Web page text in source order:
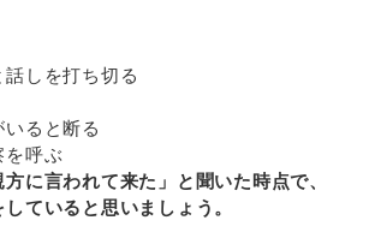
しを打ち切る
ると断る
を呼ぶ
に言われて来た」と聞いた時点で、
ていると思いましょう。